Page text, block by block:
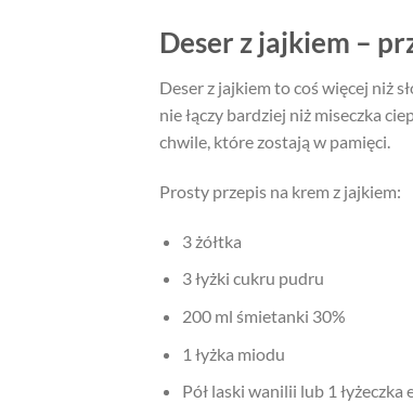
Deser z jajkiem –
Deser z jajkiem to coś więcej niż
nie łączy bardziej niż miseczka
chwile, które zostają w pamięci.
Prosty przepis na krem z jajkiem:
3 żółtka
3 łyżki cukru pudru
200 ml śmietanki 30%
1 łyżka miodu
Pół laski wanilii lub 1 łyżeczka